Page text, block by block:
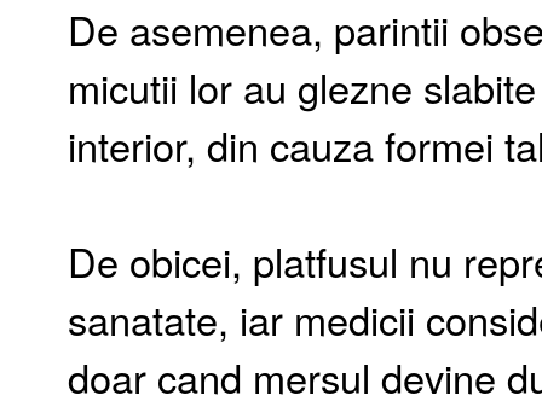
De asemenea, parintii
micutii lor au glezne
interior, din cauza formei
De obicei, platfusul nu
sanatate, iar medicii
doar cand mersul devine